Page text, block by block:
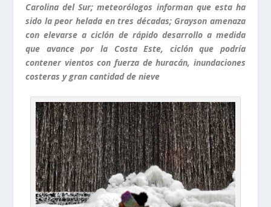
Carolina del Sur; meteorólogos informan que esta ha
sido la peor helada en tres décadas; Grayson amenaza
con elevarse a ciclón de rápido desarrollo a medida
que avance por la Costa Este, ciclón que podría
contener vientos con fuerza de huracán, inundaciones
costeras y gran cantidad de nieve